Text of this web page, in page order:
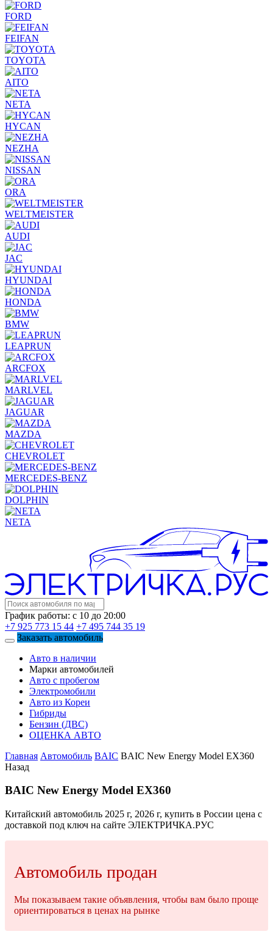
FORD
FEIFAN
TOYOTA
AITO
NETA
HYCAN
NEZHA
NISSAN
ORA
WELTMEISTER
AUDI
JAC
HYUNDAI
HONDA
BMW
LEAPRUN
ARCFOX
MARLVEL
JAGUAR
MAZDA
CHEVROLET
MERCEDES-BENZ
DOLPHIN
NETA
График работы: с 10 до 20:00
+7 925 773 15 44 +7 495 744 35 19
Заказать автомобиль
Авто в наличии
Марки автомобилей
Авто с пробегом
Электромобили
Авто из Кореи
Гибриды
Бензин (ДВС)
ОЦЕНКА АВТО
Главная Автомобиль BAIC BAIC New Energy Model EX360
Назад
BAIC New Energy Model EX360
Китайский автомобиль 2025 г, 2026 г, купить в России цена с
доставкой под ключ на сайте ЭЛЕКТРИЧКА.РУС
Автомобиль продан
Мы показываем такие объявления, чтобы вам было проще
ориентироваться в ценах на рынке